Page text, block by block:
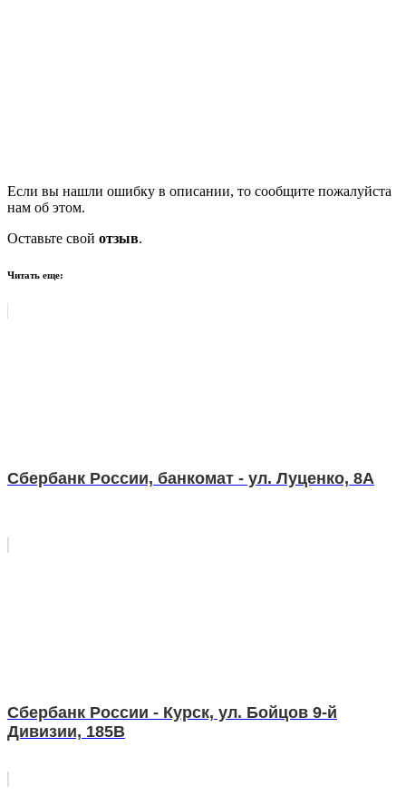
Если вы нашли ошибку в описании, то сообщите пожалуйста
нам об этом.
Оставьте свой отзыв.
Читать еще:
Сбербанк России, банкомат - ул. Луценко, 8А
Сбербанк России - Курск, ул. Бойцов 9-й
Дивизии, 185В